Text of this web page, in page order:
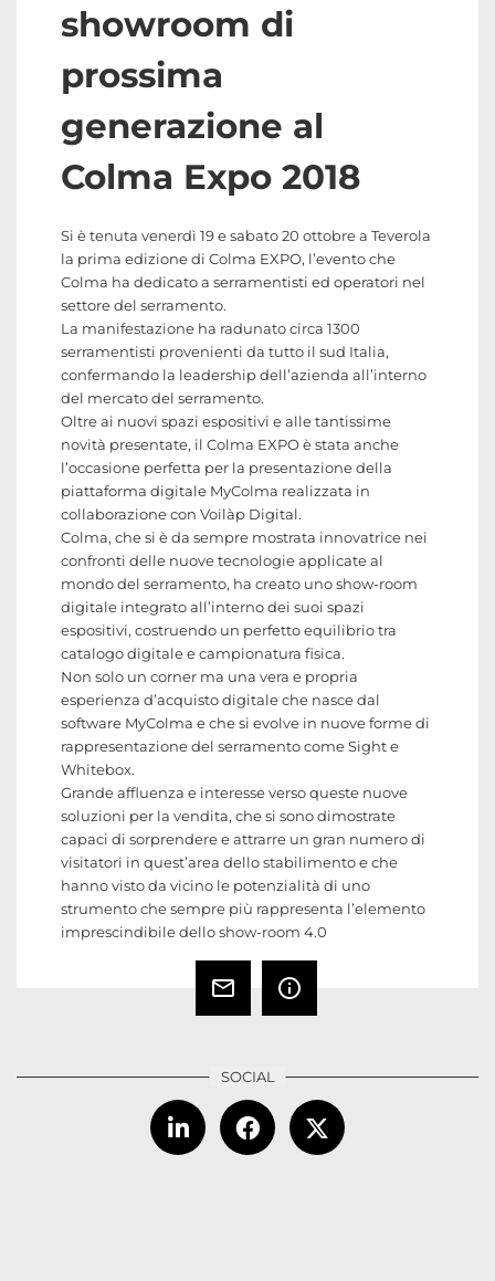
showroom di
prossima
generazione al
Colma Expo 2018
Si è tenuta venerdì 19 e sabato 20 ottobre a Teverola
la prima edizione di Colma EXPO, l’evento che
Colma ha dedicato a serramentisti ed operatori nel
settore del serramento.
La manifestazione ha radunato circa 1300
serramentisti provenienti da tutto il sud Italia,
confermando la leadership dell’azienda all’interno
del mercato del serramento.
Oltre ai nuovi spazi espositivi e alle tantissime
novità presentate, il Colma EXPO è stata anche
l’occasione perfetta per la presentazione della
piattaforma digitale MyColma realizzata in
collaborazione con Voilàp Digital.
Colma, che si è da sempre mostrata innovatrice nei
confronti delle nuove tecnologie applicate al
mondo del serramento, ha creato uno show-room
digitale integrato all’interno dei suoi spazi
espositivi, costruendo un perfetto equilibrio tra
catalogo digitale e campionatura fisica.
Non solo un corner ma una vera e propria
esperienza d’acquisto digitale che nasce dal
software MyColma e che si evolve in nuove forme di
rappresentazione del serramento come Sight e
Whitebox.
Grande affluenza e interesse verso queste nuove
soluzioni per la vendita, che si sono dimostrate
capaci di sorprendere e attrarre un gran numero di
visitatori in quest’area dello stabilimento e che
hanno visto da vicino le potenzialità di uno
strumento che sempre più rappresenta l’elemento
imprescindibile dello show-room 4.0
mail_outline info_outline